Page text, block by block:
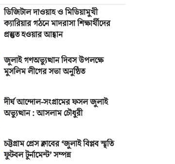
ডিজিটাল দাওয়াহ ও মিডিয়ামুখী
ক্যারিয়ার গঠনে মাদরাসা শিক্ষার্থীদের
প্রস্তুত হওয়ার আহ্বান
জুলাই গণঅভ্যুত্থান দিবস উপলক্ষে
মুসলিম লীগের সভা অনুষ্ঠিত
দীর্ঘ আন্দোল-সংগ্রামের ফসল জুলাই
অভ্যুত্থান : আসলাম চৌধুরী
চট্টগ্রাম প্রেস ক্লাবের ‘জুলাই বিপ্লব স্মৃতি
ফুটবল টুর্নামেন্ট’ সম্পন্ন